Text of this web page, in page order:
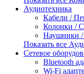
Аудиотехника
Кабели /
Колонки /
Наушники
Показать все
Сетевое
Bluetooth
Wi-Fi